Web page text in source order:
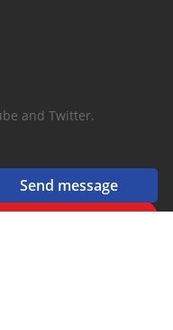
Send message
and Twitter.